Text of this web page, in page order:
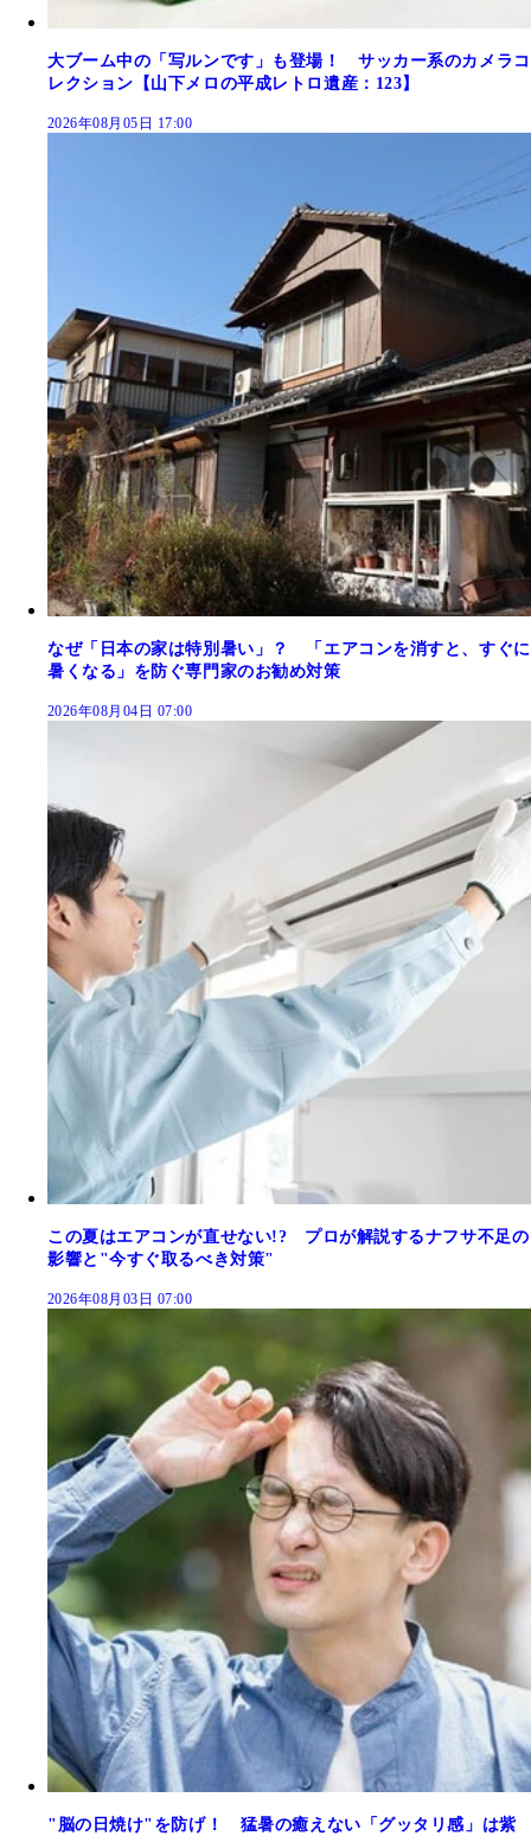
大ブーム中の「写ルンです」も登場！ サッカー系のカメラコ
レクション【山下メロの平成レトロ遺産：123】
2026年08月05日 17:00
なぜ「日本の家は特別暑い」？ 「エアコンを消すと、すぐに
暑くなる」を防ぐ専門家のお勧め対策
2026年08月04日 07:00
この夏はエアコンが直せない!? プロが解説するナフサ不足の
影響と"今すぐ取るべき対策"
2026年08月03日 07:00
"脳の日焼け"を防げ！ 猛暑の癒えない「グッタリ感」は紫